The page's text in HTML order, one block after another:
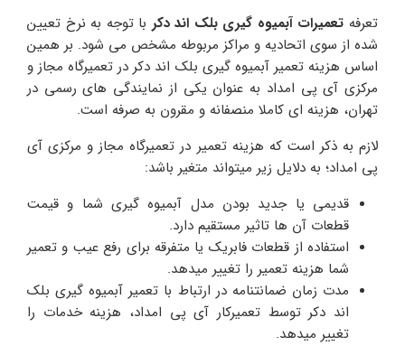
تعرفه تعمیرات آبمیوه گیری بلک اند دکر با توجه به نرخ تعیین
شده از سوی اتحادیه و مراکز مربوطه مشخص می شود. بر همین
اساس هزینه تعمیر آبمیوه گیری بلک اند دکر در تعمیرگاه مجاز و
مرکزی آی پی امداد به عنوان یکی از نمایندگی های رسمی در
تهران، هزینه ای کاملا منصفانه و مقرون به صرفه است.
لازم به ذکر است که هزینه تعمیر در تعمیرگاه مجاز و مرکزی آی
پی امداد؛ به دلایل زیر میتواند متغیر باشد:
قدیمی یا جدید بودن مدل آبمیوه گیری شما و قیمت
قطعات آن ها تاثیر مستقیم دارد.
استفاده از قطعات فابریک یا متفرقه برای رفع عیب و تعمیر
شما هزینه تعمیر را تغییر میدهد.
مدت زمان ضمانتنامه در ارتباط با تعمیر آبمیوه گیری بلک
اند دکر توسط تعمیرکار آی پی امداد، هزینه خدمات را
تغییر میدهد.